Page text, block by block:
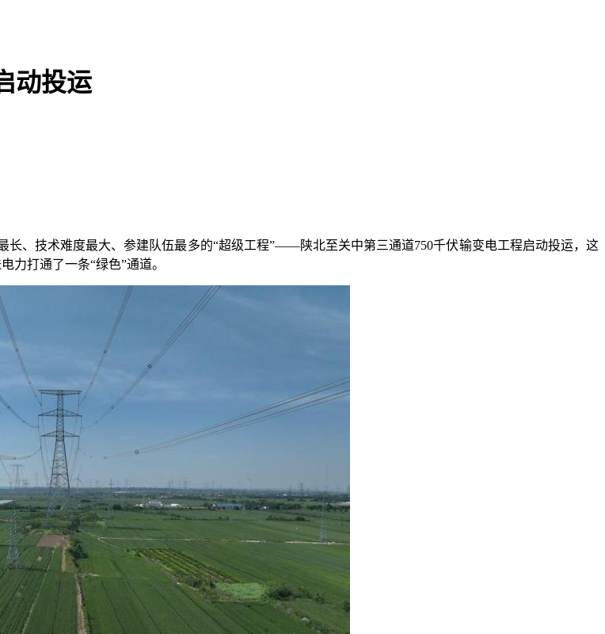
动投运
、技术难度最大、参建队伍最多的“超级工程”——陕北至关中第三通道750千伏输变电工程启动投运，这
力打通了一条“绿色”通道。